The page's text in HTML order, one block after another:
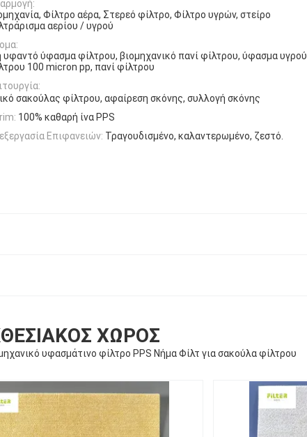
Φίλτρο αέρα, Στερεό φίλτρο, Φίλτρο υγρών, στείρο
αερίου / υγρού
υφαντό ύφασμα φίλτρου, βιομηχανικό πανί φίλτρου, ύφασμα υγρού
100 micron pp, πανί φίλτρου
σακούλας φίλτρου, αφαίρεση σκόνης, συλλογή σκόνης
100% καθαρή ίνα PPS
Επιφανειών: Τραγουδισμένο, καλαντερωμένο, ζεστό.
ΧΏΡΟΣ
υφασμάτινο φίλτρο PPS Νήμα Φίλτ για σακούλα φίλτρου